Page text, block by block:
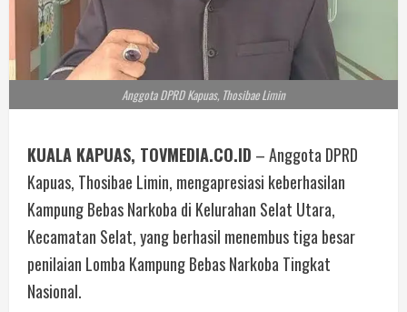
Anggota DPRD Kapuas, Thosibae Limin
KUALA KAPUAS, TOVMEDIA.CO.ID – Anggota DPRD
Kapuas, Thosibae Limin, mengapresiasi keberhasilan
Kampung Bebas Narkoba di Kelurahan Selat Utara,
Kecamatan Selat, yang berhasil menembus tiga besar
penilaian Lomba Kampung Bebas Narkoba Tingkat
Nasional.